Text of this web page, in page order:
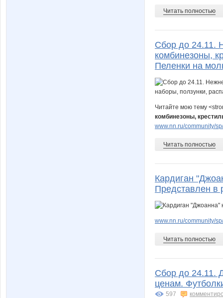
Читать полностью
Сбор до 24.11.
комбинезоны,
Пеленки на
Читайте мою тему
комбинезоны,
www.nn.ru/community/
Читать полностью
Кардиган
Представлен в
www.nn.ru/community/
Читать полностью
Сбор до 24.11.
ценам.
597